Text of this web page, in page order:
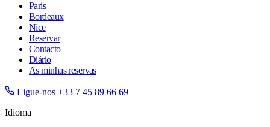
Paris
Bordeaux
Nice
Reservar
Contacto
Diário
As minhas reservas
Ligue-nos +33 7 45 89 66 69
Idioma